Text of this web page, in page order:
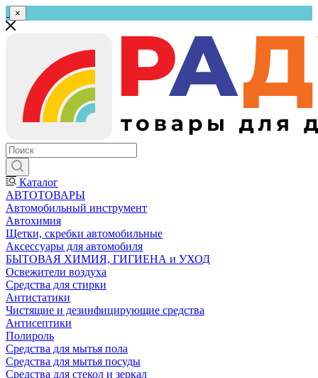
×
Каталог
АВТОТОВАРЫ
Автомобильный инструмент
Автохимия
Щетки, скребки автомобильные
Аксессуары для автомобиля
БЫТОВАЯ ХИМИЯ, ГИГИЕНА и УХОД
Освежители воздуха
Средства для стирки
Антистатики
Чистящие и дезинфицирующие средства
Антисептики
Полироль
Средства для мытья пола
Средства для мытья посуды
Средства для стекол и зеркал